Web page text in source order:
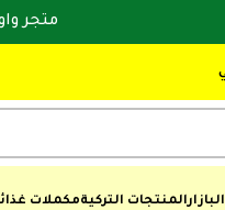
البازارالمنتجات التركيةمكملات
متجر